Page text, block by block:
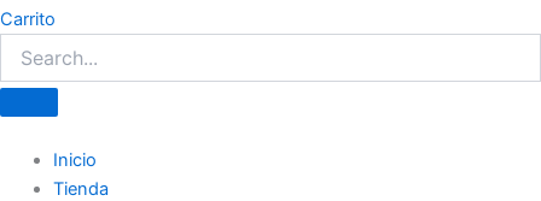
Carrito
Inicio
Tienda